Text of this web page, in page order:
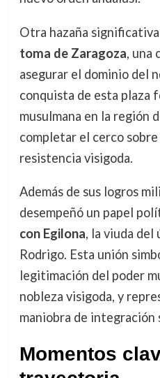
Otra hazaña
toma de Zaragoza, una
asegurar el dominio del
conquista de esta plaza
musulmana en la región
completar el cerco
resistencia visigoda.
Además de sus logros
desempeñó un papel
con Egilona, la viuda del
Rodrigo. Esta unión
legitimación del poder
nobleza visigoda, y
maniobra de integración
Momentos